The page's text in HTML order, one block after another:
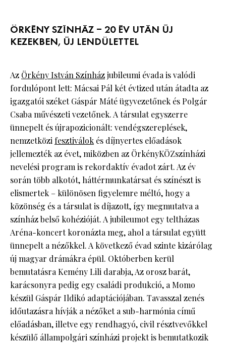
ÖRKÉNY SZÍNHÁZ – 20 ÉV UTÁN ÚJ
KEZEKBEN, ÚJ LENDÜLETTEL
Az Örkény István Színházjubileumi évada is valódi
fordulópont lett: Mácsai Pál két évtized után átadta az
igazgatói széket Gáspár Máté ügyvezetőnek és Polgár
Csaba művészeti vezetőnek. A társulat egyszerre
ünnepelt és újrapozicionált: vendégszereplések,
nemzetközi fesztiválok és díjnyertes előadások
jellemezték az évet, miközben az ÖrkényKÖZszínházi
nevelési program is rekordaktív évadot zárt. Az év
során több alkotót, háttérmunkatársat és színészt is
elismertek – különösen figyelemre méltó, hogy a
közönség és a társulat is díjazott, így megmutatva a
színház belső kohézióját. A jubileumot egy teltházas
Aréna-koncert koronázta meg, ahol a társulat együtt
ünnepelt a nézőkkel. A következő évad szinte kizárólag
új magyar drámákra épül. Októberben kerül
bemutatásra Kemény Lili darabja, Az orosz barát,
karácsonyra pedig egy családi produkció, a Momo
készül Gáspár Ildikó adaptációjában. Tavasszal zenés
időutazásra hívják a nézőket a sub-harmónia című
előadásban, illetve egy rendhagyó, civil résztvevőkkel
készülő állampolgári színházi projekt is bemutatkozik